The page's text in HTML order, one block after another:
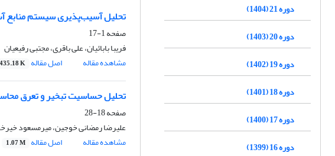
تحلیل آسیب‌پذیری سیستم منابع
صفحه1-17
فریبا بابائیان، علی باقری، مجتبی رفیعیان
مشاهده مقاله
اصل مقاله 435.18 K
تحلیل حساسیت تبخیر و تعرق
صفحه18-28
علیرضا رمضانی خوجین، میرمسعود
مشاهده مقاله
اصل مقاله 1.07 M
دوره 21 (1404)
دوره 20 (1403)
دوره 19 (1402)
دوره 18 (1401)
دوره 17 (1400)
دوره 16 (1399)